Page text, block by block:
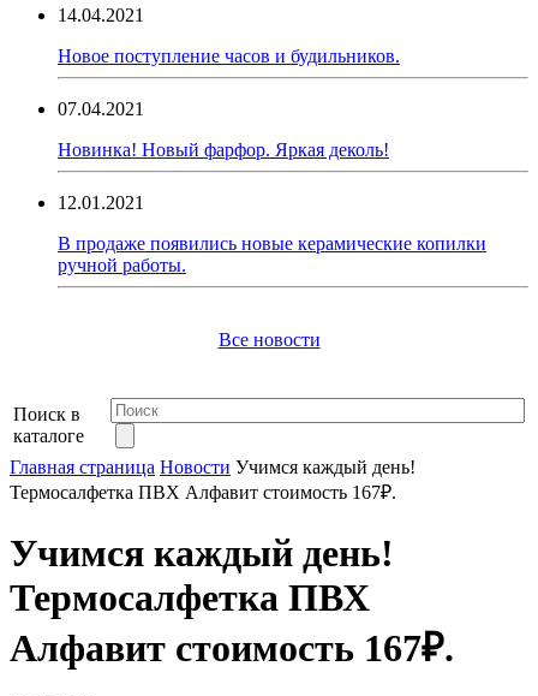
14.04.2021
Новое поступление часов и будильников.
07.04.2021
Новинка! Новый фарфор. Яркая деколь!
12.01.2021
В продаже появились новые керамические копилки
ручной работы.
Все новости
Поиск в
каталоге
Главная страница Новости Учимся каждый день!
Термосалфетка ПВХ Алфавит стоимость 167₽.
Учимся каждый день!
Термосалфетка ПВХ
Алфавит стоимость 167₽.